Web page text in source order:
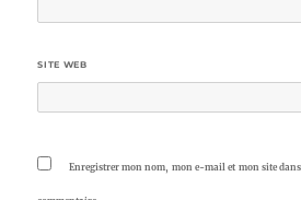
SITE WEB
Enregistrer mon nom, mon e-mail et mon site